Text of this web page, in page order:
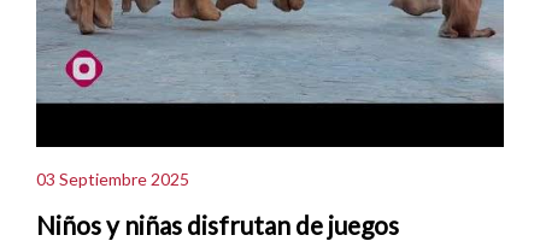
03 Septiembre 2025
Niños y niñas disfrutan de juegos